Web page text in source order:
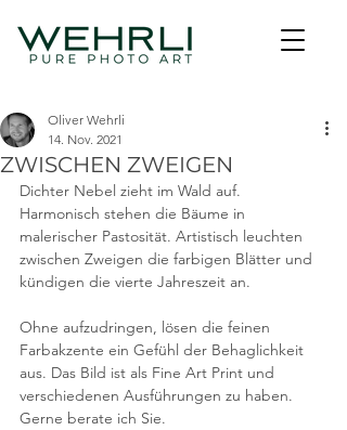
ZWISCHEN ZWEIGEN
Oliver Wehrli
14. Nov. 2021
Dichter Nebel zieht im Wald auf.
Harmonisch stehen die Bäume in
malerischer Pastosität. Artistisch leuchten
zwischen Zweigen die farbigen Blätter und
kündigen die vierte Jahreszeit an.
Ohne aufzudringen, lösen die feinen
Farbakzente ein Gefühl der Behaglichkeit
aus. Das Bild ist als Fine Art Print und
verschiedenen Ausführungen zu haben.
Gerne berate ich Sie.